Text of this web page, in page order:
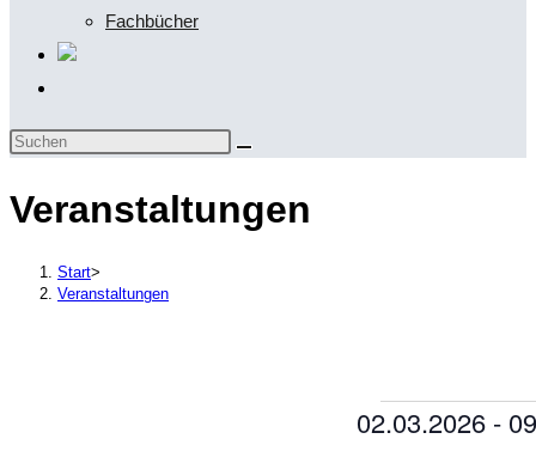
Fachbücher
umschalten
Diese
durchsuchen
Veranstaltungen
Start>
Veranstaltungen
02.03.2026 -